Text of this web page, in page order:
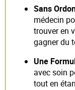
Sans
médecin
trouver en
gagner du
Une
avec soin
tout en